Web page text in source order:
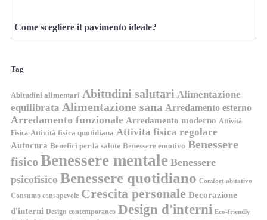
Come scegliere il pavimento ideale?
Tag
Abitudini alimentari Abitudini salutari Alimentazione
equilibrata Alimentazione sana Arredamento esterno
Arredamento funzionale Arredamento moderno Attività
Fisica Attività fisica quotidiana Attività fisica regolare
Autocura Benefici per la salute Benessere emotivo Benessere
fisico Benessere mentale Benessere
psicofisico Benessere quotidiano Comfort abitativo
Consumo consapevole Crescita personale Decorazione
d'interni Design contemporaneo Design d'interni Eco-friendly